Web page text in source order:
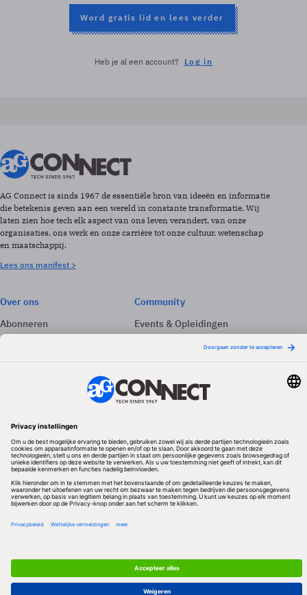
Word gratis lid en lees verder
Heb je al een account? Log in
AG Connect is sinds 1967 de essentiële bron van ideeën en informatie
die betekenis geven aan een wereld in constante transformatie. Wij
laten zien hoe tech elk aspect van ons leven verandert, van onze
organisaties, ons werk en onze carrière tot onze cultuur, wetenschap
en maatschappij.
Lees ons manifest >
Over ons
Abonneren
Adverteren
Community
Events & Opleidingen
Volg ons
Redactionele partner
Algemene Voorwaarden & Copyrights